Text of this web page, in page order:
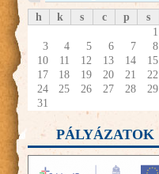
h k s c p s
1
3
4 5 6 7 8
10
11 12 13 14 15
17
18 19 20 21 22
24
25 26 27 28 29
31
PÁLYÁZATOK